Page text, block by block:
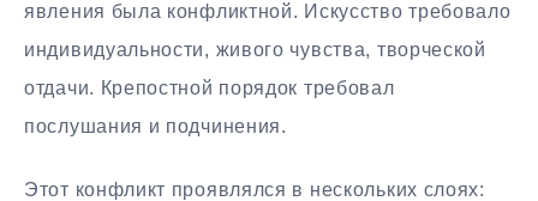
явления была конфликтной. Искусство требовало
индивидуальности, живого чувства, творческой
отдачи. Крепостной порядок требовал
послушания и подчинения.
Этот конфликт проявлялся в нескольких слоях: